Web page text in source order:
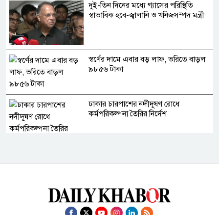
দুই-তিন দিনের মধ্যে গ্যাসের পরিস্থিতি
স্বাভাবিক হবে-জ্বালানি ও খনিজসম্পদ মন্ত্রী
স্বর্ণের দামে এবার বড় লাফ, ভরিতে বাড়ল
৯৮৫৬ টাকা
ঢাকার চারপাশের নদীদূষণ রোধে
কর্মপরিকল্পনা তৈরির নির্দেশ
জুলাই গণঅভ্যুত্থানের দুই বছর: রাজপথ
যুদ্ধ নয়, ইরানের সঙ্গে চুক্তিই চাই: ট্রাম্প